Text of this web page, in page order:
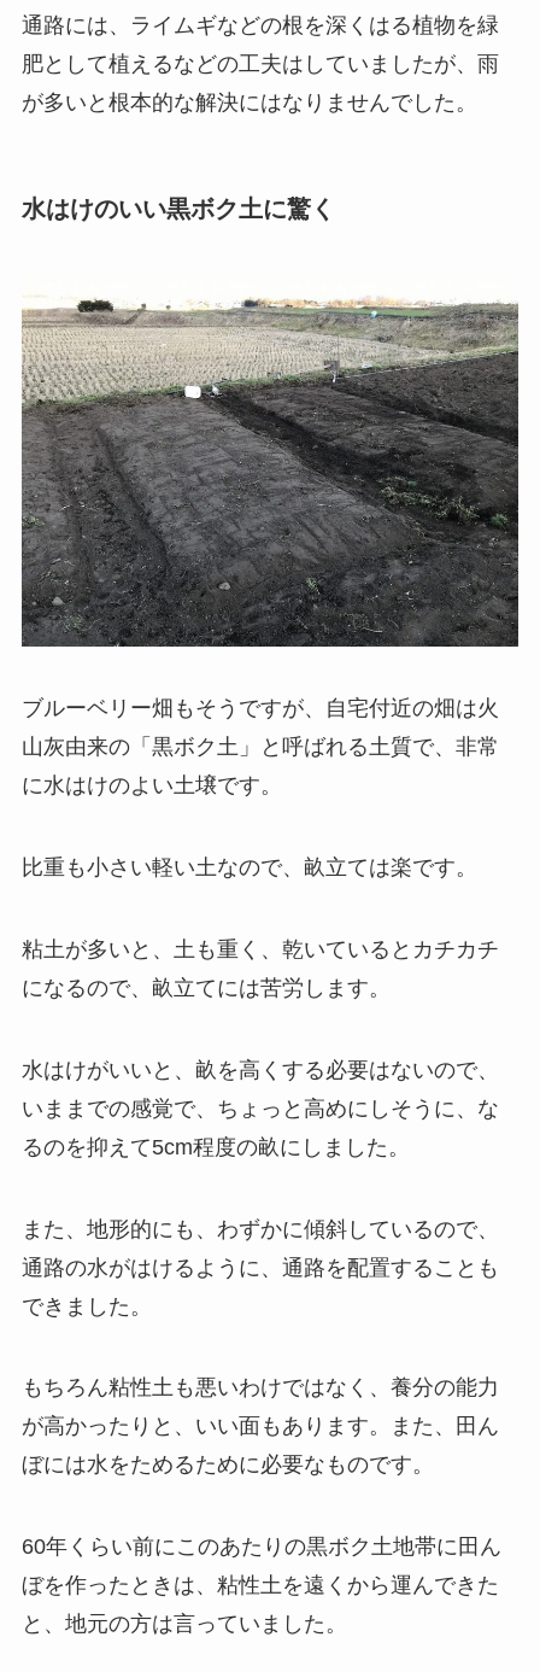
通路には、ライムギなどの根を深くはる植物を緑
肥として植えるなどの工夫はしていましたが、雨
が多いと根本的な解決にはなりませんでした。
水はけのいい黒ボク土に驚く
ブルーベリー畑もそうですが、自宅付近の畑は火
山灰由来の「黒ボク土」と呼ばれる土質で、非常
に水はけのよい土壌です。
比重も小さい軽い土なので、畝立ては楽です。
粘土が多いと、土も重く、乾いているとカチカチ
になるので、畝立てには苦労します。
水はけがいいと、畝を高くする必要はないので、
いままでの感覚で、ちょっと高めにしそうに、な
るのを抑えて5cm程度の畝にしました。
また、地形的にも、わずかに傾斜しているので、
通路の水がはけるように、通路を配置することも
できました。
もちろん粘性土も悪いわけではなく、養分の能力
が高かったりと、いい面もあります。また、田ん
ぼには水をためるために必要なものです。
60年くらい前にこのあたりの黒ボク土地帯に田ん
ぼを作ったときは、粘性土を遠くから運んできた
と、地元の方は言っていました。